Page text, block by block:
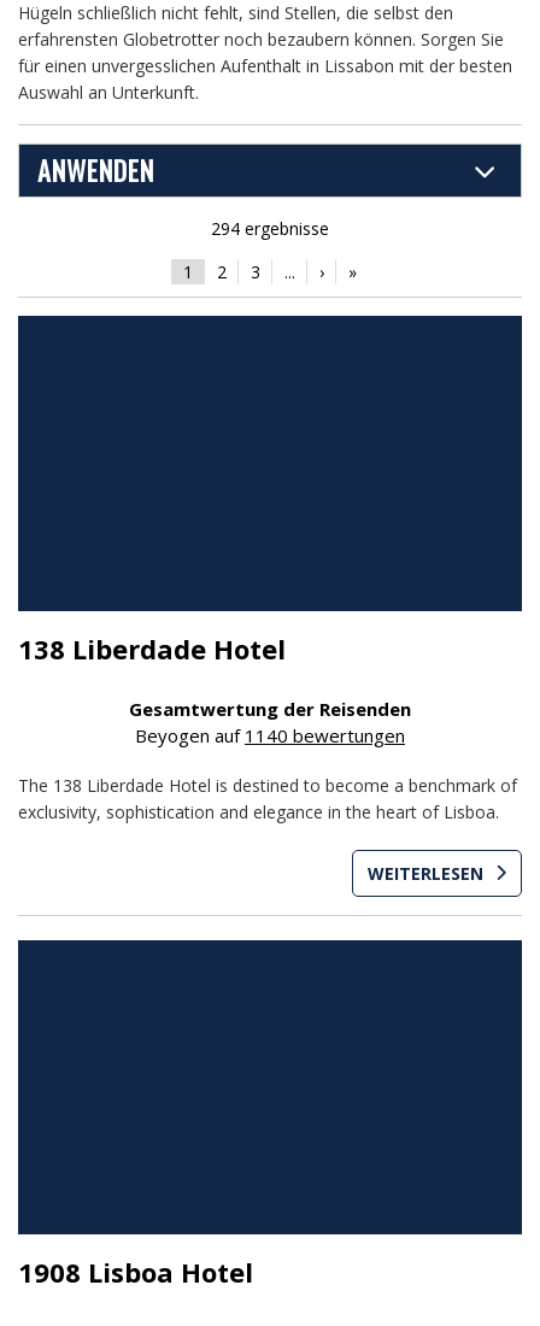
Hügeln schließlich nicht fehlt, sind Stellen, die selbst den
erfahrensten Globetrotter noch bezaubern können. Sorgen Sie
für einen unvergesslichen Aufenthalt in Lissabon mit der besten
Auswahl an Unterkunft.
ANWENDEN
294 ergebnisse
1
2 3 ... › »
138 Liberdade Hotel
Gesamtwertung der Reisenden
Beyogen auf 1140 bewertungen
The 138 Liberdade Hotel is destined to become a benchmark of
exclusivity, sophistication and elegance in the heart of Lisboa.
WEITERLESEN
1908 Lisboa Hotel